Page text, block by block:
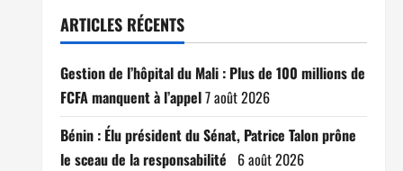
ARTICLES RÉCENTS
Gestion de l’hôpital du Mali : Plus de 100 millions de
FCFA manquent à l’appel7 août 2026
Bénin : Élu président du Sénat, Patrice Talon prône
le sceau de la responsabilité 6 août 2026